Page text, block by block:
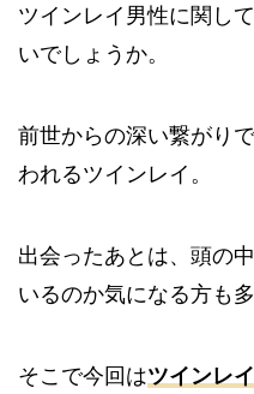
ツインレイ男性に関し
いでしょうか。
前世からの深い繋がり
われるツインレイ。
出会ったあとは、頭の
いるのか気になる方も
そこで今回はツインレ